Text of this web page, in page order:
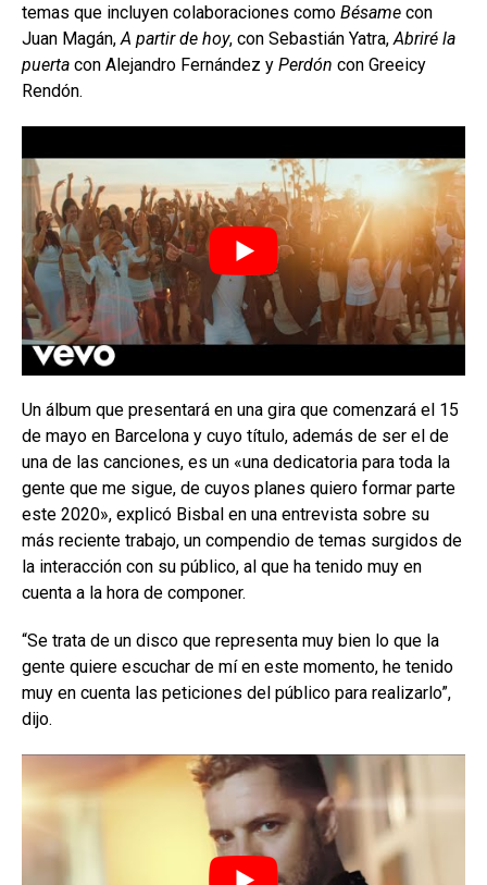
temas que incluyen colaboraciones como Bésame con
Juan Magán,A partir de hoy, con Sebastián Yatra,Abriré la
puerta con Alejandro Fernández y Perdón con Greeicy
Rendón.
Un álbum que presentará en una gira que comenzará el 15
de mayo en Barcelona y cuyo título, además de ser el de
una de las canciones, es un «una dedicatoria para toda la
gente que me sigue, de cuyos planes quiero formar parte
este 2020», explicó Bisbal en una entrevista sobre su
más reciente trabajo, un compendio de temas surgidos de
la interacción con su público, al que ha tenido muy en
cuenta a la hora de componer.
“Se trata de un disco que representa muy bien lo que la
gente quiere escuchar de mí en este momento, he tenido
muy en cuenta las peticiones del público para realizarlo”,
dijo.